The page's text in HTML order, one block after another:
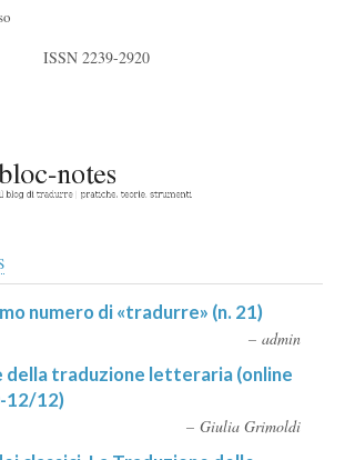
ISSN 2239-2920
numero di «tradurre» (n. 21)
admin
della traduzione letteraria (online
12/12)
Giulia Grimoldi